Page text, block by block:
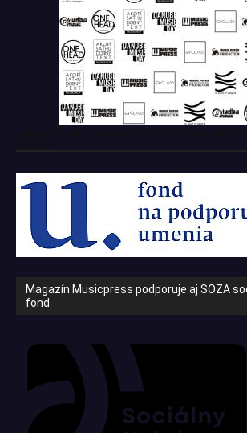
Magazín Musicpress podporuje aj SOZA
fond